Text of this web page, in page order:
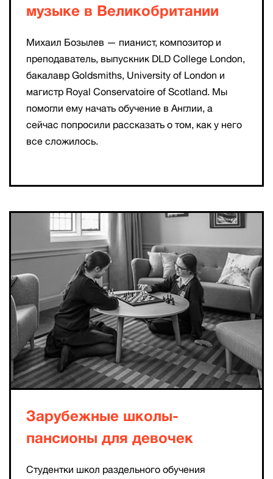
музыке в Великобритании
Михаил Бозылев — пианист, композитор и
преподаватель, выпускник DLD College London,
бакалаврGoldsmiths, University of London и
магистр Royal Conservatoire of Scotland. Мы
помогли ему начать обучение в Англии, а
сейчас попросили рассказать о том, как у него
все сложилось.
Зарубежные школы-
пансионы для девочек
Студентки школ раздельного обучения